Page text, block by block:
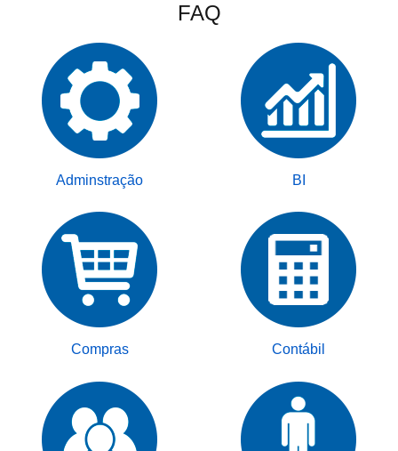
FAQ
Adminstração BI
Compras Contábil